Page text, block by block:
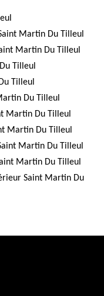
Martin Du Tilleul
Martin Du Tilleul
Tilleul
Tilleul
Du Tilleul
Martin Du Tilleul
Martin Du Tilleul
Martin Du Tilleul
Martin Du Tilleul
Saint Martin Du